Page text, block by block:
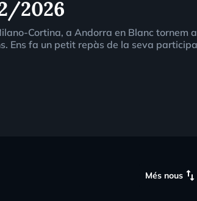
2026
Cortina, a Andorra en Blanc tornem
Ens fa un petit repàs de la seva
Més nous swap_vert